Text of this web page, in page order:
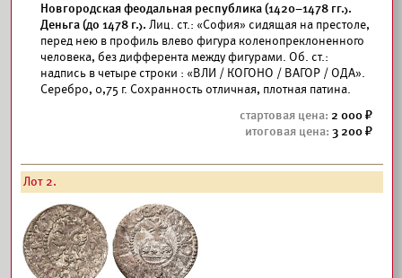
Новгородская феодальная республика (1420–1478 гг.).
Деньга (до 1478 г.). Лиц. ст.: «София» сидящая на престоле,
перед нею в профиль влево фигура коленопреклоненного
человека, без дифферента между фигурами. Об. ст.:
надпись в четыре строки : «ВЛИ / КОГОНО / ВАГОР / ОДА».
Серебро, 0,75 г. Сохранность отличная, плотная патина.
2 000
3 200
Лот 2.